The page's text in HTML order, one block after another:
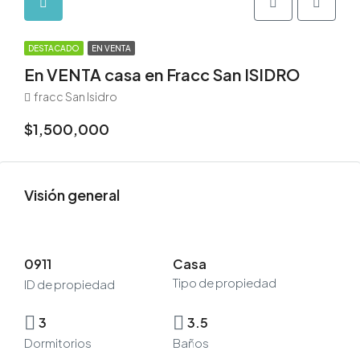
DESTACADO EN VENTA
En VENTA casa en Fracc San ISIDRO
fracc San Isidro
$1,500,000
Visión general
0911
ID de propiedad
Casa
Tipo de propiedad
3
Dormitorios
3.5
Baños